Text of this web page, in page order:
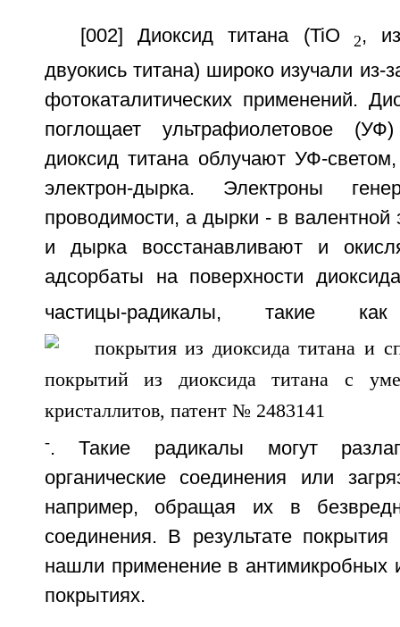
[002] Диоксид титана (TiO 2,
двуокись титана) широко изучали из-
фотокаталитических применений.
поглощает ультрафиолетовое
диоксид титана облучают УФ-
электрон-дырка. Электроны
проводимости, а дырки - в валентной
и дырка восстанавливают и
адсорбаты на поверхности
частицы-радикалы, такие
-. Такие радикалы могут
органические соединения или
например, обращая их в
соединения. В результате
нашли применение в
покрытиях.